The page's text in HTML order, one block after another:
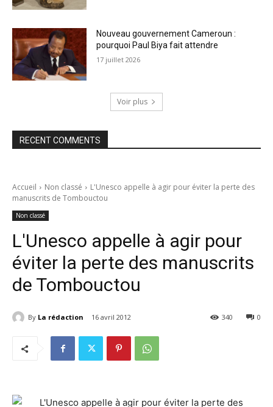
Nouveau gouvernement Cameroun :
pourquoi Paul Biya fait attendre
17 juillet 2026
Voir plus
RECENT COMMENTS